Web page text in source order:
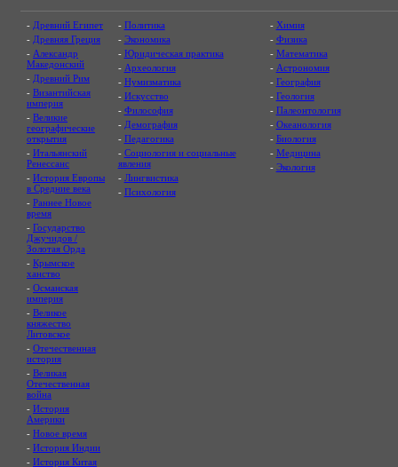
- Древний Египет
- Древняя Греция
- Александр
Македонский
- Древний Рим
- Византийская
империя
- Великие
географические
открытия
- Итальянский
Ренессанс
- История Европы
в Средние века
- Раннее Новое
время
- Государство
Джучидов /
Золотая Орда
- Крымское
ханство
- Османская
империя
- Великое
княжество
Литовское
- Отечественная
история
- Великая
Отечественная
война
- История
Америки
- Новое время
- История Индии
- История Китая
- Политика
- Экономика
- Юридическая практика
- Археология
- Нумизматика
- Искусство
- Философия
- Демография
- Педагогика
- Социология и социальные
явления
- Лингвистика
- Психология
- Химия
- Физика
- Математика
- Астрономия
- География
- Геология
- Палеонтология
- Океанология
- Биология
- Медицина
- Экология